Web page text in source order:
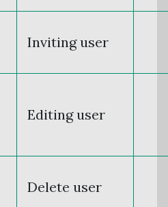
Inviting user
Editing user
Delete user